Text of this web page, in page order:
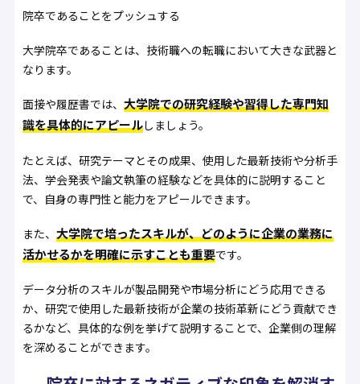
院卒であることをプッシュする
大学院卒であることは、技術職への転職において大きな武器と
なります。
面接や履歴書では、 大学院での研究経験や習得した専門知
識を具体的にアピールしましょう。
たとえば、研究テーマとその成果、使用した最新技術や分析手
法、学会発表や論文執筆の経験などを具体的に説明すること
で、自身の専門性と能力をアピールできます。
また、 大学院で培ったスキルが、どのように企業の業務に
活かせるかを明確に示すことも重要です。
データ分析のスキルが製品開発や市場分析にどう応用できる
か、研究で使用した最新技術が企業の技術革新にどう貢献でき
るかなど、具体的な例を挙げて説明することで、企業側の理解
を深めることができます。